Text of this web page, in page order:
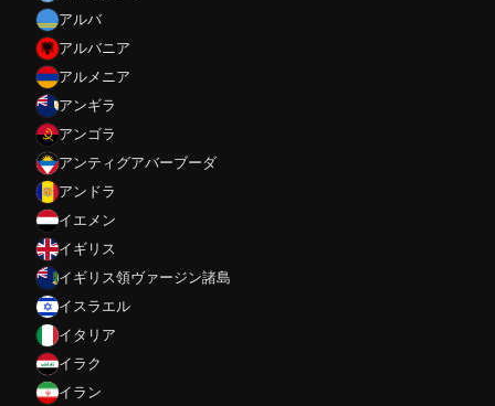
アルバ
アルバニア
アルメニア
アンギラ
アンゴラ
アンティグアバーブーダ
アンドラ
イエメン
イギリス
イギリス領ヴァージン諸島
イスラエル
イタリア
イラク
イラン